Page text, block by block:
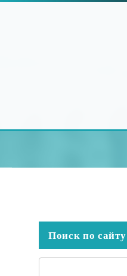
Поиск по сайту